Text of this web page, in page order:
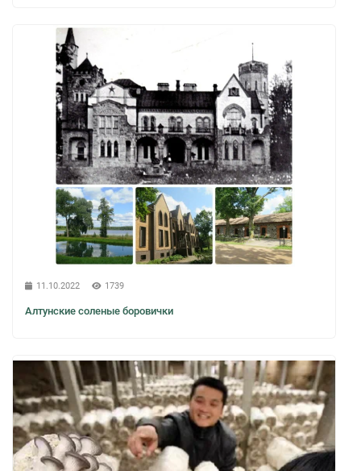
11.10.2022 1739
Алтунские соленые боровички